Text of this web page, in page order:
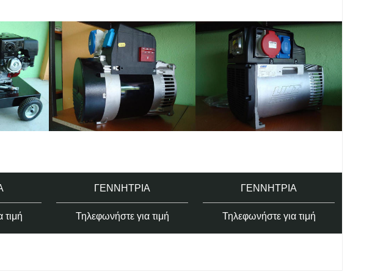
τιμή
ΓΕΝΝΉΤΡΙΑ
Τηλεφωνήστε για τιμή
ΓΕΝΝΉΤΡΙΑ
Τηλεφωνήστε για τιμή